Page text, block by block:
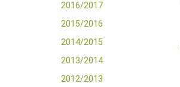
2016/2017
2015/2016
2014/2015
2013/2014
2012/2013